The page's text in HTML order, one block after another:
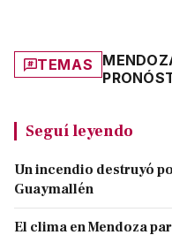
TEMAS
Seguí leyendo
Un incendio destruyó
Guaymallén
El clima en Mendoza